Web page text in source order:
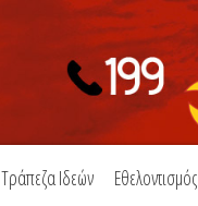
Τράπεζα Ιδεών Εθελοντισμός